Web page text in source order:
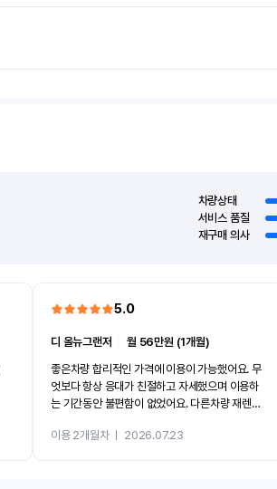
차량상태
서비스 품질
재구매 의사
5.0
디 올뉴그랜저 ㅣ월 56만원 (1개월)
좋은차량 합리적인 가격에 이용이 가능했어요. 무
엇보다 항상 응대가 친절하고 자세했으며 이용하
는 기간동안 불편함이 없었어요. 다른차량 재렌트
카 렌트 고민없이 강추합니다!!
이용 2개월차ㅣ 2026.07.23